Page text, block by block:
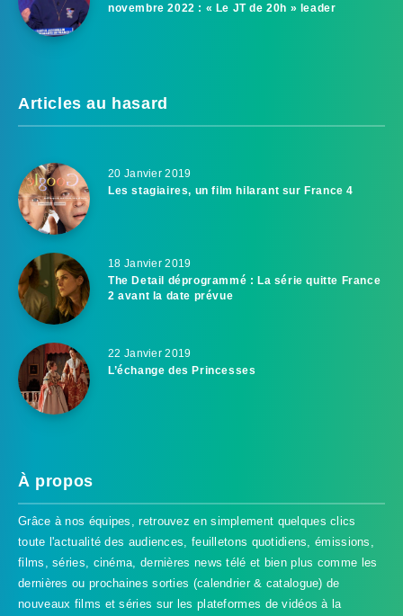
novembre 2022 : « Le JT de 20h » leader
Articles au hasard
20 Janvier 2019
Les stagiaires, un film hilarant sur France 4
18 Janvier 2019
The Detail déprogrammé : La série quitte France
2 avant la date prévue
22 Janvier 2019
L’échange des Princesses
À propos
Grâce à nos équipes, retrouvez en simplement quelques clics
toute l'actualité des audiences, feuilletons quotidiens, émissions,
films, séries, cinéma, dernières news télé et bien plus comme les
dernières ou prochaines sorties (calendrier & catalogue) de
nouveaux films et séries sur les plateformes de vidéos à la